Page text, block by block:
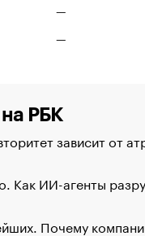
—
—
РБК
зависит от
Как ИИ-агенты
Почему